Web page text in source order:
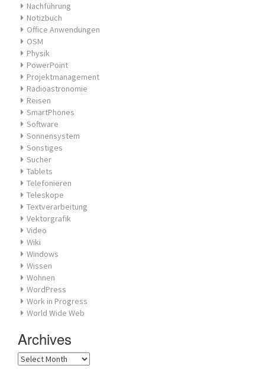
Nachführung
Notizbuch
Office Anwendungen
OSM
Physik
PowerPoint
Projektmanagement
Radioastronomie
Reisen
SmartPhones
Software
Sonnensystem
Sonstiges
Sucher
Tablets
Telefonieren
Teleskope
Textverarbeitung
Vektorgrafik
Video
Wiki
Windows
Wissen
Wohnen
WordPress
Work in Progress
World Wide Web
Archives
Archives